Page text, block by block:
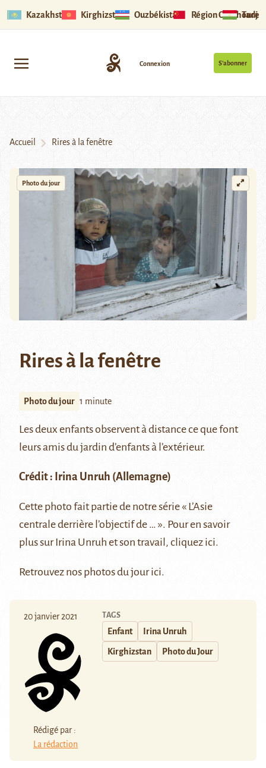
Kazakhstan Kirghizstan Ouzbékistan Région Ouïghoure
S’abonner
Connexion
Accueil Rires à la fenêtre
Photo du jour
Rires à la fenêtre
Photo du jour 1 minute
Les deux enfants observent à distance ce que font
leurs amis du jardin d’enfants à l’extérieur.
Crédit : Irina Unruh (Allemagne)
Cette photo fait partie de notre série « L’Asie
centrale derrière l’objectif de … ». Pour en savoir
plus sur Irina Unruh et son travail, cliquez ici.
Retrouvez nos photos du jourici.
20 janvier 2021
Rédigé par :
La rédaction
TAGS
Enfant Irina Unruh
Kirghizstan Photo du Jour